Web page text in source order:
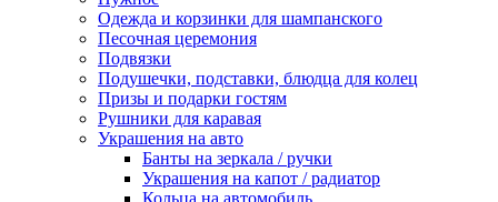
Одежда и корзинки для шампанского
Песочная церемония
Подвязки
Подушечки, подставки, блюдца для колец
Призы и подарки гостям
Рушники для каравая
Украшения на авто
Банты на зеркала / ручки
Украшения на капот / радиатор
Кольца на автомобиль